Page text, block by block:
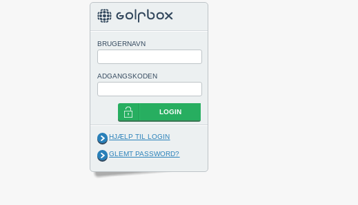
BRUGERNAVN
ADGANGSKODEN
LOGIN
HJÆLP TIL LOGIN
GLEMT PASSWORD?